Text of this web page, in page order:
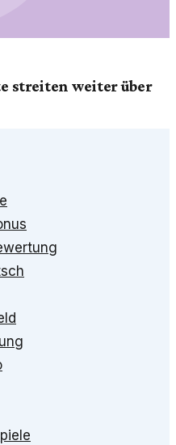
streiten weiter über